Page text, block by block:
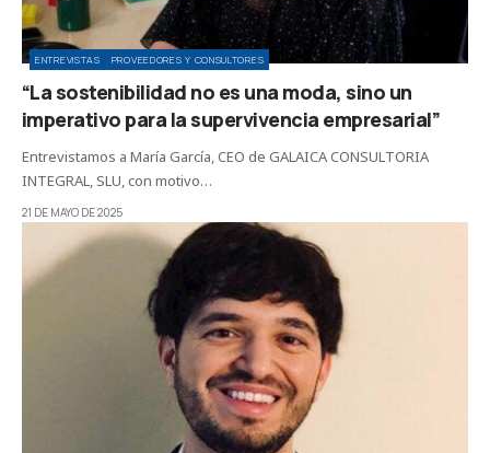
ENTREVISTAS PROVEEDORES Y CONSULTORES
“La sostenibilidad no es una moda, sino un
imperativo para la supervivencia empresarial”
Entrevistamos a María García, CEO de GALAICA CONSULTORIA
INTEGRAL, SLU, con motivo…
21 DE MAYO DE 2025